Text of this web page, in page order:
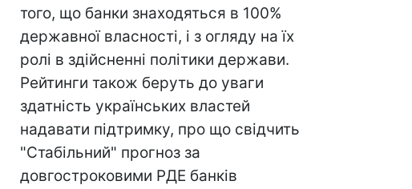
того, що банки знаходяться в 100%
державної власності, і з огляду на їх
ролі в здійсненні політики держави.
Рейтинги також беруть до уваги
здатність українських властей
надавати підтримку, про що свідчить
"Стабільний" прогноз за
довгостроковими РДЕ банків